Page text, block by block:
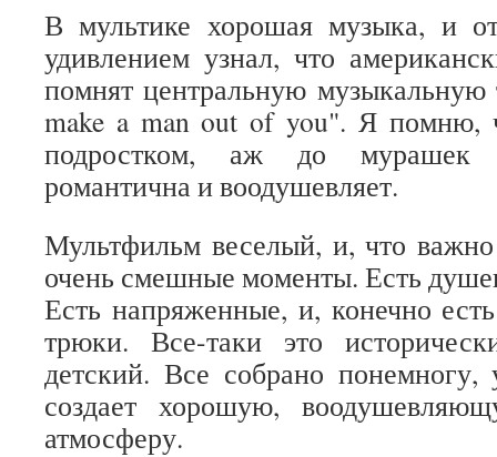
В мультике хорошая музыка, и
удивлением узнал, что
помнят центральную
make a man out of you". Я помню,
подростком, аж до мурашек
романтична и воодушевляет.
Мультфильм веселый, и, что
очень смешные моменты. Есть
Есть напряженные, и, конечно
трюки. Все-таки это
детский. Все собрано
создает хорошую,
атмосферу.